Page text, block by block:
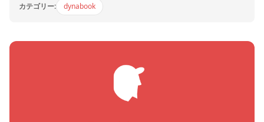
カテゴリー: dynabook